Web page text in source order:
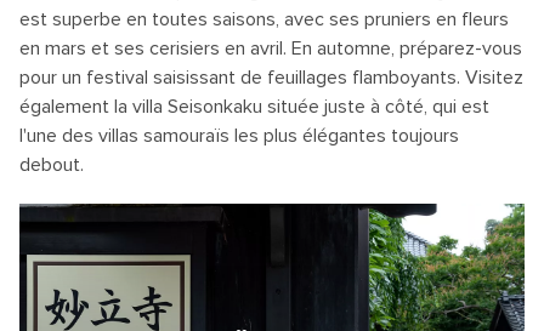
est superbe en toutes saisons, avec ses pruniers en fleurs
en mars et ses cerisiers en avril. En automne, préparez-vous
pour un festival saisissant de feuillages flamboyants. Visitez
également la villa Seisonkaku située juste à côté, qui est
l'une des villas samouraïs les plus élégantes toujours
debout.